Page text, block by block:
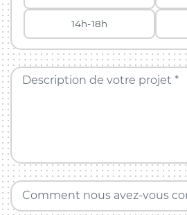
14h-18h
Description de votre projet *
Comment nous avez-vous